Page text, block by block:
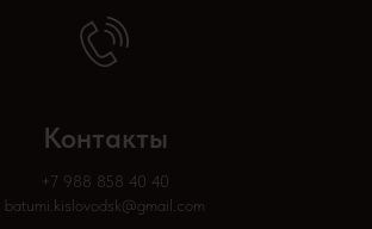
Контакты
+ 7 988 858 40 40
batumi.kislovodsk@gmail.com